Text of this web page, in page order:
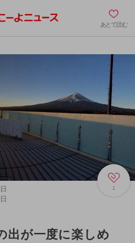
あとで読む
1
出が一度に楽しめ